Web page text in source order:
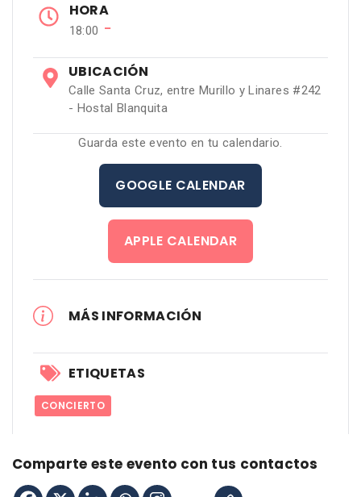
HORA
18:00 −
UBICACIÓN
Calle Santa Cruz, entre Murillo y Linares #242
- Hostal Blanquita
Guarda este evento en tu calendario.
GOOGLE CALENDAR
APPLE CALENDAR
MÁS INFORMACIÓN
ETIQUETAS
CONCIERTO
Comparte este evento con tus contactos